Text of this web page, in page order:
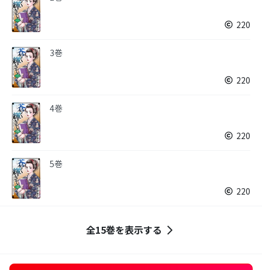
220
3巻
220
4巻
220
5巻
220
全15巻を表示する